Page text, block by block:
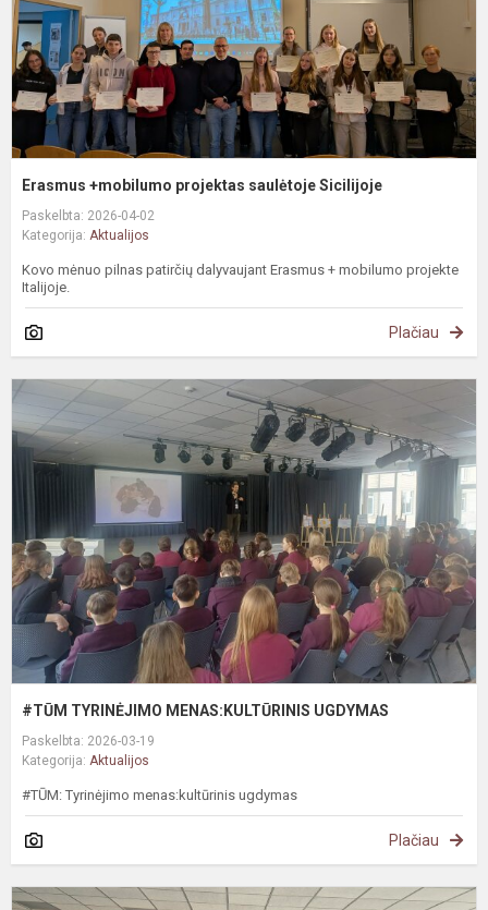
Erasmus +mobilumo projektas saulėtoje Sicilijoje
Paskelbta: 2026-04-02
Kategorija: Aktualijos
Kovo mėnuo pilnas patirčių dalyvaujant Erasmus + mobilumo projekte
Italijoje.
Plačiau
#TŪM TYRINĖJIMO MENAS:KULTŪRINIS UGDYMAS
Paskelbta: 2026-03-19
Kategorija: Aktualijos
#TŪM: Tyrinėjimo menas:kultūrinis ugdymas
Plačiau